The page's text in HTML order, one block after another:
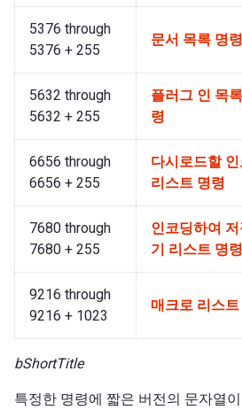
5376 through
5376 + 255
문서 목록 명령
5632 through
5632 + 255
플러그 인 목
령
6656 through
6656 + 255
다시로드할
리스트 명령
7680 through
7680 + 255
인코딩하여
기 리스트 명령
9216 through
9216 + 1023
매크로 리스
bShortTitle
특정한 명령에 짧은 버전의 문자열